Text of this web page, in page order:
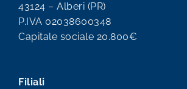
43124 – Alberi (PR)
P.IVA 02038600348
Capitale sociale 20.800€
Filiali